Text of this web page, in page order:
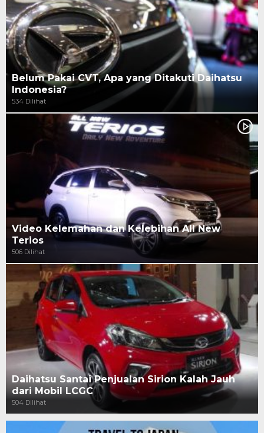
Belum Pakai CVT, Apa yang Ditakuti Daihatsu
Indonesia?
534 Dilihat
Video Kelemahan dan Kelebihan All New
Terios
506 Dilihat
Daihatsu Santai Penjualan Sirion Kalah Jauh
dari Mobil LCGC
504 Dilihat